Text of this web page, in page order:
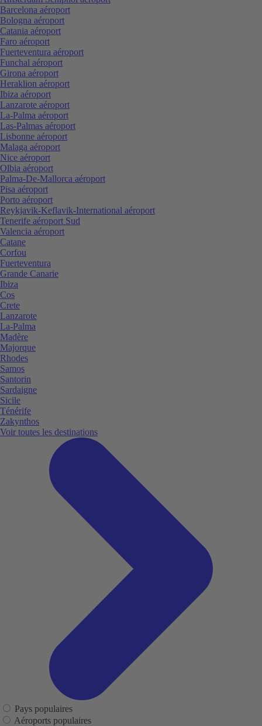
Barcelona aéroport
Bologna aéroport
Catania aéroport
Faro aéroport
Fuerteventura aéroport
Funchal aéroport
Girona aéroport
Heraklion aéroport
Ibiza aéroport
Lanzarote aéroport
La-Palma aéroport
Las-Palmas aéroport
Lisbonne aéroport
Malaga aéroport
Nice aéroport
Olbia aéroport
Palma-De-Mallorca aéroport
Pisa aéroport
Porto aéroport
Reykjavik-Keflavik-International aéroport
Tenerife aéroport Sud
Valencia aéroport
Catane
Corfou
Fuerteventura
Grande Canarie
Ibiza
Cos
Crete
Lanzarote
La-Palma
Madère
Majorque
Rhodes
Samos
Santorin
Sardaigne
Sicile
Ténérife
Zakynthos
Voir toutes les destinations
Pays populaires
Aéroports populaires